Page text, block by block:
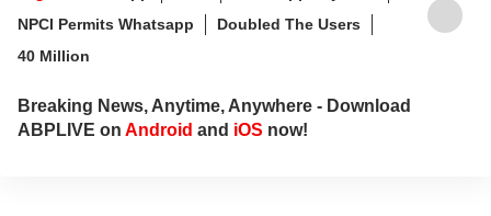
NPCI Permits Whatsapp
Doubled The Users
40 Million
Breaking News, Anytime, Anywhere - Download
ABPLIVE on Android and iOS now!